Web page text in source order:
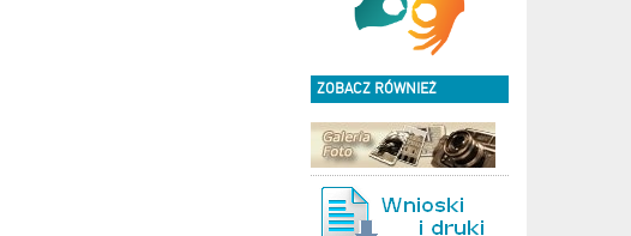
ZOBACZ RÓWNIEŻ